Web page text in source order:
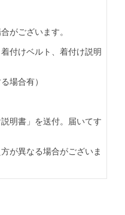
がございます。
付けベルト、着付け説明
場合有）
明書」を送付。届いてす
が異なる場合がございま